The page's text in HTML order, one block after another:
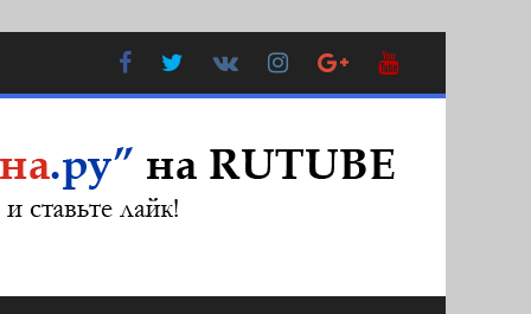
FacebookTwitter
Контакте
Instagram
Google
Plus